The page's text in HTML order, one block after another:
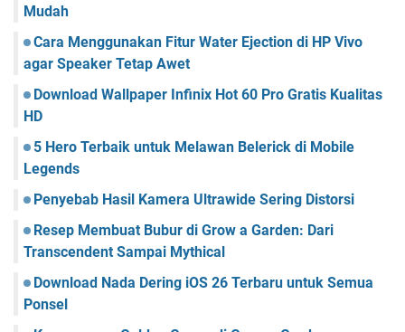
Mudah
Cara Menggunakan Fitur Water Ejection di HP Vivo
agar Speaker Tetap Awet
Download Wallpaper Infinix Hot 60 Pro Gratis Kualitas
HD
5 Hero Terbaik untuk Melawan Belerick di Mobile
Legends
Penyebab Hasil Kamera Ultrawide Sering Distorsi
Resep Membuat Bubur di Grow a Garden: Dari
Transcendent Sampai Mythical
Download Nada Dering iOS 26 Terbaru untuk Semua
Ponsel